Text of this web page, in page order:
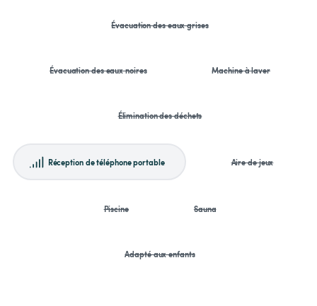
Évacuation des eaux grises
Évacuation des eaux noires Machine à laver
Élimination des déchets
Réception de téléphone portable Aire de jeux
Piscine Sauna
Adapté aux enfants